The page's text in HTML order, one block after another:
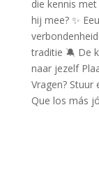
Que los más